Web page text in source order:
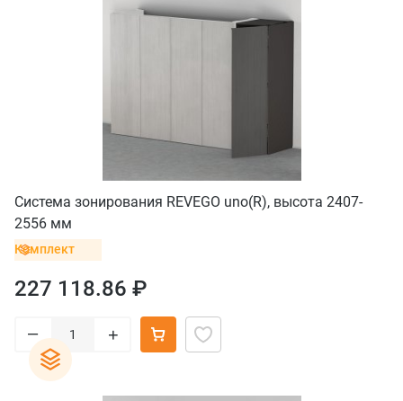
Система зонирования REVEGO uno(R), высота 2407-
2556 мм
Комплект
227 118.86 ₽
– +